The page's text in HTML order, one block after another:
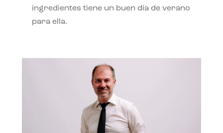
ingredientes tiene un buen día de verano
para ella.